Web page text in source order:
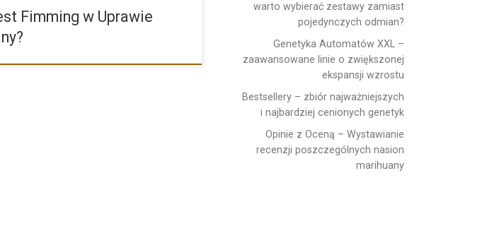
Fimming w Uprawie
warto wybierać zestawy zamiast
pojedynczych odmian?
Genetyka Automatów XXL –
zaawansowane linie o zwiększonej
ekspansji wzrostu
Bestsellery – zbiór najważniejszych
i najbardziej cenionych genetyk
Opinie z Oceną – Wystawianie
recenzji poszczególnych nasion
marihuany